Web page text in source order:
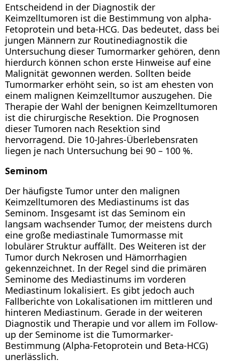
Entscheidend in der Diagnostik der
Keimzelltumoren ist die Bestimmung von alpha-
Fetoprotein und beta-HCG. Das bedeutet, dass bei
jungen Männern zur Routinediagnostik die
Untersuchung dieser Tumormarker gehören, denn
hierdurch können schon erste Hinweise auf eine
Malignität gewonnen werden. Sollten beide
Tumormarker erhöht sein, so ist am ehesten von
einem malignen Keimzelltumor auszugehen. Die
Therapie der Wahl der benignen Keimzelltumoren
ist die chirurgische Resektion. Die Prognosen
dieser Tumoren nach Resektion sind
hervorragend. Die 10-Jahres-Überlebensraten
liegen je nach Untersuchung bei 90 – 100 %.
Seminom
Der häufigste Tumor unter den malignen
Keimzelltumoren des Mediastinums ist das
Seminom. Insgesamt ist das Seminom ein
langsam wachsender Tumor, der meistens durch
eine große mediastinale Tumormasse mit
lobulärer Struktur auffällt. Des Weiteren ist der
Tumor durch Nekrosen und Hämorrhagien
gekennzeichnet. In der Regel sind die primären
Seminome des Mediastinums im vorderen
Mediastinum lokalisiert. Es gibt jedoch auch
Fallberichte von Lokalisationen im mittleren und
hinteren Mediastinum. Gerade in der weiteren
Diagnostik und Therapie und vor allem im Follow-
up der Seminome ist die Tumormarker-
Bestimmung (Alpha-Fetoprotein und Beta-HCG)
unerlässlich.